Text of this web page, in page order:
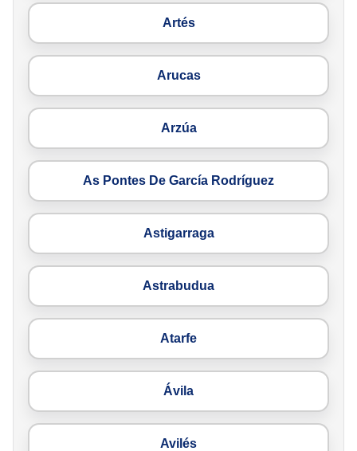
Artés
Arucas
Arzúa
As Pontes De García Rodríguez
Astigarraga
Astrabudua
Atarfe
Ávila
Avilés